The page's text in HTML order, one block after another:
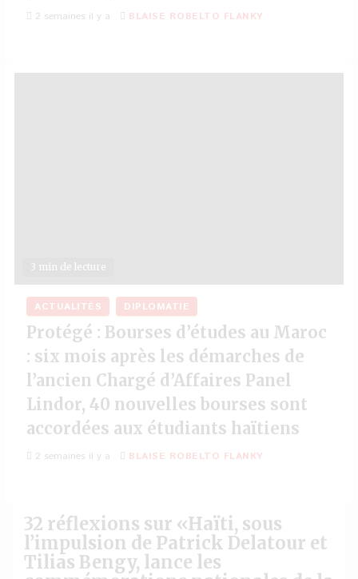
2 semaines il y a BLAISE ROBELTO FLANKY
3 min de lecture
ACTUALITÉS DIPLOMATIE
Protégé : Bourses d’études au Maroc
: six mois après les démarches de
l’ancien Chargé d’Affaires Panel
Lindor, 40 nouvelles bourses sont
accordées aux étudiants haïtiens
2 semaines il y a BLAISE ROBELTO FLANKY
32 réflexions sur «Haïti, sous
l’impulsion de Patrick Delatour et
Tilias Bengy, lance les